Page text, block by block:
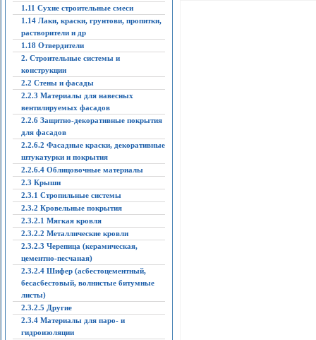
1.11 Сухие строительные смеси
1.14 Лаки, краски, грунтови, пропитки,
растворители и др
1.18 Отвердители
2. Строительные системы и
конструкции
2.2 Стены и фасады
2.2.3 Материалы для навесных
вентилируемых фасадов
2.2.6 Защитно-декоративные покрытия
для фасадов
2.2.6.2 Фасадные краски, декоративные
штукатурки и покрытия
2.2.6.4 Облицовочные материалы
2.3 Крыши
2.3.1 Стропильные системы
2.3.2 Кровельные покрытия
2.3.2.1 Мягкая кровля
2.3.2.2 Металлические кровли
2.3.2.3 Черепица (керамическая,
цементно-песчаная)
2.3.2.4 Шифер (асбестоцементный,
бесасбестовый, волнистые битумные
листы)
2.3.2.5 Другие
2.3.4 Материалы для паро- и
гидроизоляции